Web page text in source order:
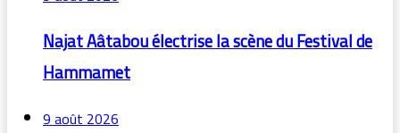
Najat Aâtabou électrise la scène du Festival de
Hammamet
9 août 2026